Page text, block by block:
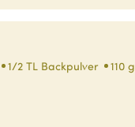
1/2 TL Backpulver
110 g